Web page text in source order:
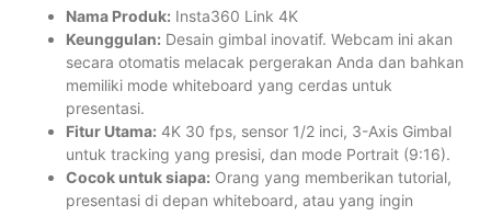
Nama Produk: Insta360 Link 4K
Keunggulan: Desain gimbal inovatif. Webcam ini akan
secara otomatis melacak pergerakan Anda dan bahkan
memiliki mode whiteboard yang cerdas untuk
presentasi.
Fitur Utama: 4K 30 fps, sensor 1/2 inci, 3-Axis Gimbal
untuk tracking yang presisi, dan mode Portrait (9:16).
Cocok untuk siapa: Orang yang memberikan tutorial,
presentasi di depan whiteboard, atau yang ingin